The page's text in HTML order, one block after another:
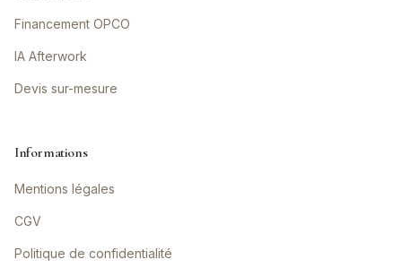
Financement OPCO
IA Afterwork
Devis sur-mesure
Informations
Mentions légales
CGV
Politique de confidentialité